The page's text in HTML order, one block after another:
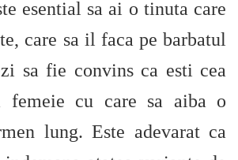
esential sa ai o tinuta care
care sa il faca pe barbatul
sa fie convins ca esti cea
femeie cu care sa aiba o
lung. Este adevarat ca